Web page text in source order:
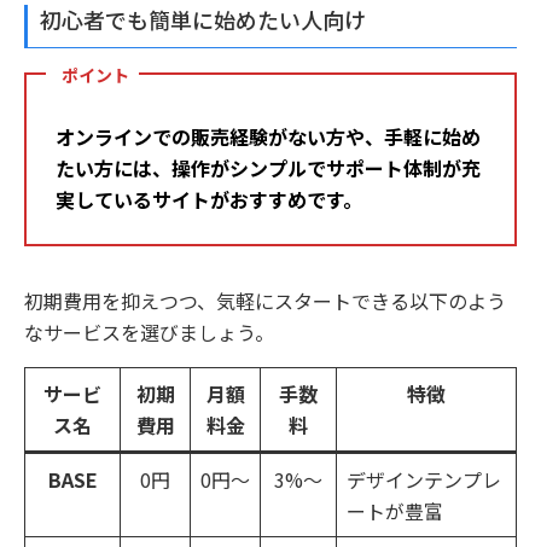
初心者でも簡単に始めたい人向け
ポイント
オンラインでの販売経験がない方や、手軽に始め
たい方には、操作がシンプルでサポート体制が充
実しているサイトがおすすめです。
初期費用を抑えつつ、気軽にスタートできる以下のよう
なサービスを選びましょう。
サービ
ス名
初期
費用
月額
料金
手数
料
特徴
BASE 0円 0円～ 3%～
デザインテンプレ
ートが豊富